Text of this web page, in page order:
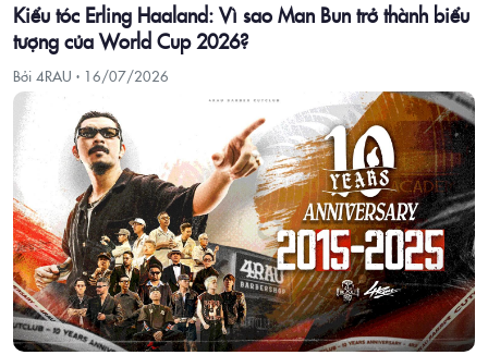
Kiểu tóc Erling Haaland: Vì sao Man Bun trở thành biểu
tượng của World Cup 2026?
Bởi 4RAU · 16/07/2026